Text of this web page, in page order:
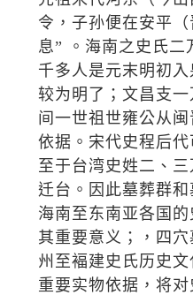
令，子孙便在安平
息” 。海南之史氏二
千多人是元末明初
较为明了；文昌支
间一世祖世雍公从
依据。宋代史程后代
至于台湾史姓二、
迁台。因此墓葬群和
海南至东南亚各国
其重要意义；，四
州至褔建史氏历史
重要实物依据，将